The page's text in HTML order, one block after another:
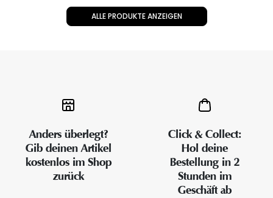
ALLE PRODUKTE ANZEIGEN
Anders überlegt?
Gib deinen Artikel
kostenlos im Shop
zurück
Click & Collect:
Hol deine
Bestellung in 2
Stunden im
Geschäft ab